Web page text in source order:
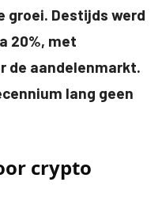
groei. Destijds werd
20%, met
de aandelenmarkt.
lang geen
crypto